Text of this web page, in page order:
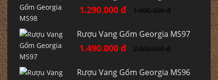
1.290.000 đ 1.800.000 đ
Rượu Vang Gốm Georgia MS97
1.490.000 đ 2.000.000 đ
Rượu Vang Gốm Georgia MS96